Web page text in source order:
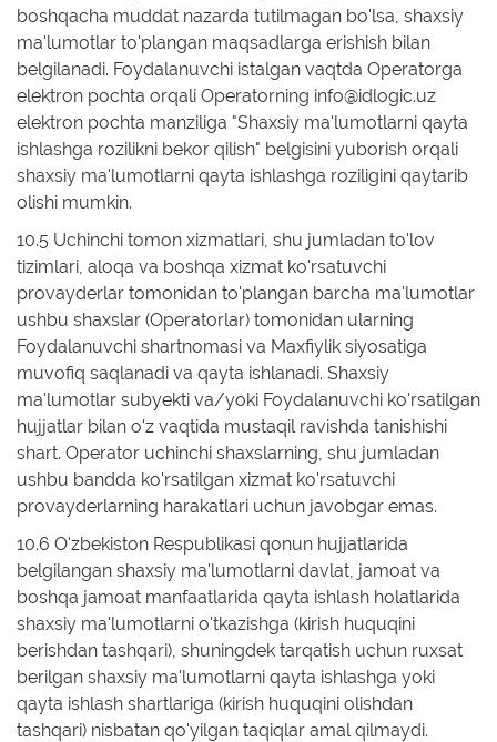
boshqacha muddat nazarda tutilmagan bo'lsa, shaxsiy
ma'lumotlar to'plangan maqsadlarga erishish bilan
belgilanadi. Foydalanuvchi istalgan vaqtda Operatorga
elektron pochta orqali Operatorning info@idlogic.uz
elektron pochta manziliga "Shaxsiy ma'lumotlarni qayta
ishlashga rozilikni bekor qilish" belgisini yuborish orqali
shaxsiy ma'lumotlarni qayta ishlashga roziligini qaytarib
olishi mumkin.
10.5 Uchinchi tomon xizmatlari, shu jumladan to'lov
tizimlari, aloqa va boshqa xizmat ko'rsatuvchi
provayderlar tomonidan to'plangan barcha ma'lumotlar
ushbu shaxslar (Operatorlar) tomonidan ularning
Foydalanuvchi shartnomasi va Maxfiylik siyosatiga
muvofiq saqlanadi va qayta ishlanadi. Shaxsiy
ma'lumotlar subyekti va/yoki Foydalanuvchi ko'rsatilgan
hujjatlar bilan o'z vaqtida mustaqil ravishda tanishishi
shart. Operator uchinchi shaxslarning, shu jumladan
ushbu bandda ko'rsatilgan xizmat ko'rsatuvchi
provayderlarning harakatlari uchun javobgar emas.
10.6 O'zbekiston Respublikasi qonun hujjatlarida
belgilangan shaxsiy ma'lumotlarni davlat, jamoat va
boshqa jamoat manfaatlarida qayta ishlash holatlarida
shaxsiy ma'lumotlarni o'tkazishga (kirish huquqini
berishdan tashqari), shuningdek tarqatish uchun ruxsat
berilgan shaxsiy ma'lumotlarni qayta ishlashga yoki
qayta ishlash shartlariga (kirish huquqini olishdan
tashqari) nisbatan qo'yilgan taqiqlar amal qilmaydi.